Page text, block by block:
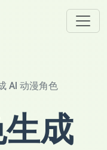
AI 动漫角色
成